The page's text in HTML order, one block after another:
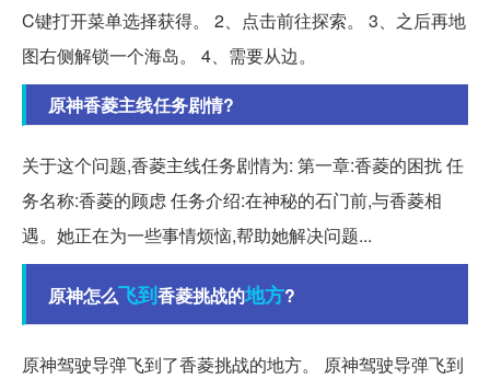
C键打开菜单选择获得。 2、点击前往探索。 3、之后再地
图右侧解锁一个海岛。 4、需要从边。
原神香菱主线任务剧情?
关于这个问题,香菱主线任务剧情为: 第一章:香菱的困扰 任
务名称:香菱的顾虑 任务介绍:在神秘的石门前,与香菱相
遇。她正在为一些事情烦恼,帮助她解决问题...
原神怎么飞到香菱挑战的地方?
原神驾驶导弹飞到了香菱挑战的地方。 原神驾驶导弹飞到